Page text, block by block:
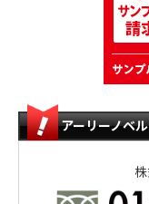
アーリーノベ